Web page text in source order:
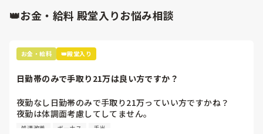
👑お金・給料 殿堂入りお悩み相談
お金・給料 👑殿堂入り
日勤帯のみで手取り21万は良い方ですか？
夜勤なし日勤帯のみで手取り21万っていい方ですかね？
夜勤は体調面考慮してしてません。
処遇改善 ボーナス 手当